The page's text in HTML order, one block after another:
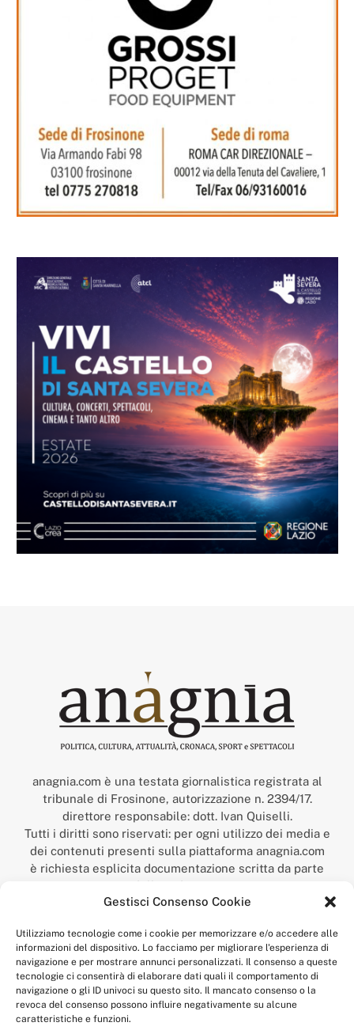
Gestisci Consenso Cookie
Utilizziamo tecnologie come i cookie per memorizzare e/o accedere alle
informazioni del dispositivo. Lo facciamo per migliorare l'esperienza di
navigazione e per mostrare annunci personalizzati. Il consenso a queste
tecnologie ci consentirà di elaborare dati quali il comportamento di
navigazione o gli ID univoci su questo sito. Il mancato consenso o la
revoca del consenso possono influire negativamente su alcune
caratteristiche e funzioni.
anagnia.com è una testata giornalistica registrata al
tribunale di Frosinone, autorizzazione n. 2394/17.
direttore responsabile: dott. Ivan Quiselli.
Tutti i diritti sono riservati: per ogni utilizzo dei media e
dei contenuti presenti sulla piattaforma anagnia.com
è richiesta esplicita documentazione scritta da parte
della redazione.
“Anagnia” è un marchio registrato presso l’Ufficio Italiano
Economico,
num. registrazione: 302017000014044 del 9 febbraio 2017.
Per contatti:redazione@anagnia.com